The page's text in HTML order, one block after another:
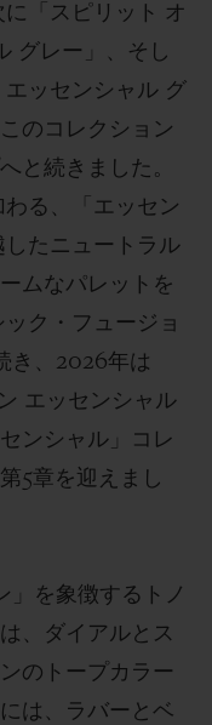
「スピリット オ
グレー」、そし
ッセンシャル グ
のコレクション
と続きました。
わる、「エッセン
たニュートラル
ムなパレットを
ク・フュージョ
き、2026年は
エッセンシャル
ンシャル」コレ
5章を迎えまし
」を象徴するトノ
、ダイアルとス
のトープカラー
は、ラバーとベ